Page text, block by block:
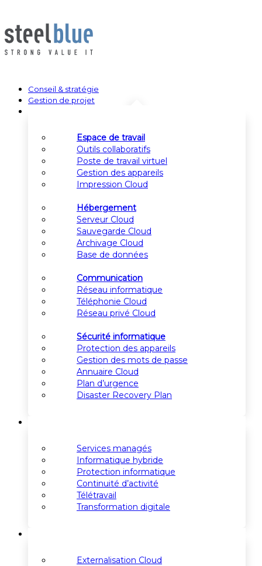
Conseil & stratégie
Gestion de projet
Espace de travail
Outils collaboratifs
Poste de travail virtuel
Gestion des appareils
Impression Cloud
Hébergement
Serveur Cloud
Sauvegarde Cloud
Archivage Cloud
Base de données
Communication
Réseau informatique
Téléphonie Cloud
Réseau privé Cloud
Sécurité informatique
Protection des appareils
Gestion des mots de passe
Annuaire Cloud
Plan d’urgence
Disaster Recovery Plan
Services managés
Informatique hybride
Protection informatique
Continuité d’activité
Télétravail
Transformation digitale
Externalisation Cloud